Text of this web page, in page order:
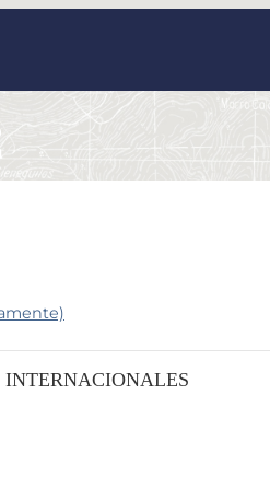
INTERNACIONALES